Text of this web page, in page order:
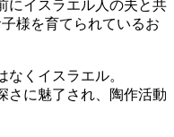
にイスラエル人の夫と共
様を育てられているお
くイスラエル。
さに魅了され、陶作活動